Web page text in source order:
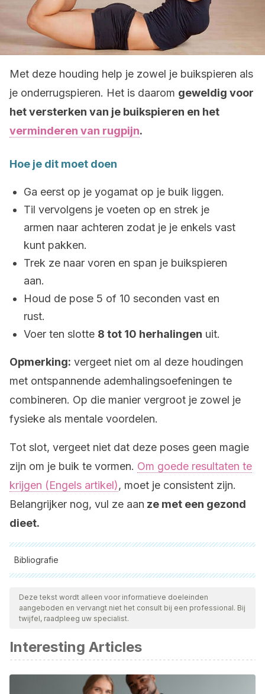
Met deze houding help je zowel je buikspieren als
je onderrugspieren. Het is daarom geweldig voor
het versterken van je buikspieren en het
verminderen van rugpijn.
Hoe je dit moet doen
Ga eerst op je yogamat op je buik liggen.
Til vervolgens je voeten op en strek je
armen naar achteren zodat je je enkels vast
kunt pakken.
Trek ze naar voren en span je buikspieren
aan.
Houd de pose 5 of 10 seconden vast en
rust.
Voer ten slotte 8 tot 10 herhalingen uit.
Opmerking: vergeet niet om al deze houdingen
met ontspannende ademhalingsoefeningen te
combineren. Op die manier vergroot je zowel je
fysieke als mentale voordelen.
Tot slot, vergeet niet dat deze poses geen magie
zijn om je buik te vormen. Om goede resultaten te
krijgen (Engels artikel), moet je consistent zijn.
Belangrijker nog, vul ze aan ze met een gezond
dieet.
Bibliografie
Alle aangehaalde bronnen zijn grondig gecontroleerd door
ons team om hun kwaliteit, betrouwbaarheid, actualiteit en
geldigheid te waarborgen. De bibliografie van dit artikel werd
Vivian López González; Alejandro Díaz Páez (1998).
Efectos del Hatha-Yoga sobre la salud: Parte I (Cuba).
https://www.researchgate.net/publication/
Deze tekst wordt alleen voor informatieve doeleinden
aangeboden en vervangt niet het consult bij een professional. Bij
twijfel, raadpleeg uw specialist.
Interesting Articles